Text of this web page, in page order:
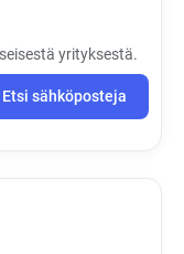
yrityksestä.
Etsi sähköposteja